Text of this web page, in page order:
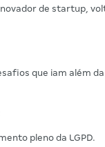
de startup,
que iam além
pleno da LGPD.